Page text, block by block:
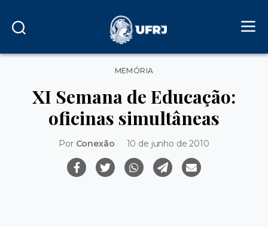
Categorias
MEMÓRIA
XI Semana de Educação:
oficinas simultâneas
Por Conexão 10 de junho de 2010